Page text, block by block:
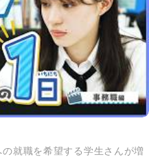
就職を希望する学生さんが増